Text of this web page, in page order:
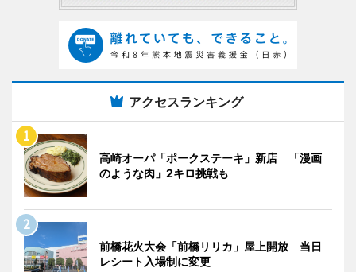
アクセスランキング
高崎オーパ「ポークステーキ」新店 「漫画
のような肉」2キロ挑戦も
前橋花火大会「前橋リリカ」屋上開放 当日
レシート入場制に変更